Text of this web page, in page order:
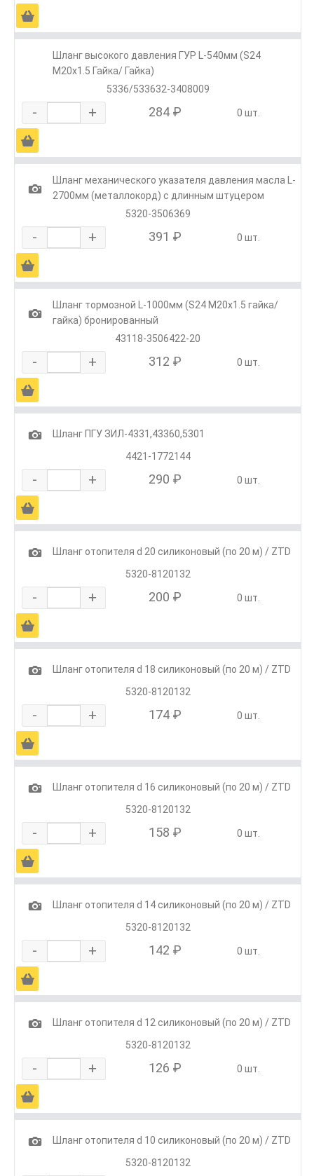
Ä
Шланг высокого давления ГУР L-540мм (S24
М20х1.5 Гайка/ Гайка)
5336/533632-3408009
- + 284 ₽ 0 шт.
Ä
1
Шланг механического указателя давления масла L-
2700мм (металлокорд) с длинным штуцером
5320-3506369
- + 391 ₽ 0 шт.
Ä
1
Шланг тормозной L-1000мм (S24 M20x1.5 гайка/
гайка) бронированный
43118-3506422-20
- + 312 ₽ 0 шт.
Ä
1
Шланг ПГУ ЗИЛ-4331,43360,5301
4421-1772144
- + 290 ₽ 0 шт.
Ä
1
Шланг отопителя d 20 силиконовый (по 20 м) / ZTD
5320-8120132
- + 200 ₽ 0 шт.
Ä
1
Шланг отопителя d 18 силиконовый (по 20 м) / ZTD
5320-8120132
- + 174 ₽ 0 шт.
Ä
1
Шланг отопителя d 16 силиконовый (по 20 м) / ZTD
5320-8120132
- + 158 ₽ 0 шт.
Ä
1
Шланг отопителя d 14 силиконовый (по 20 м) / ZTD
5320-8120132
- + 142 ₽ 0 шт.
Ä
1
Шланг отопителя d 12 силиконовый (по 20 м) / ZTD
5320-8120132
- + 126 ₽ 0 шт.
Ä
1
Шланг отопителя d 10 силиконовый (по 20 м) / ZTD
5320-8120132